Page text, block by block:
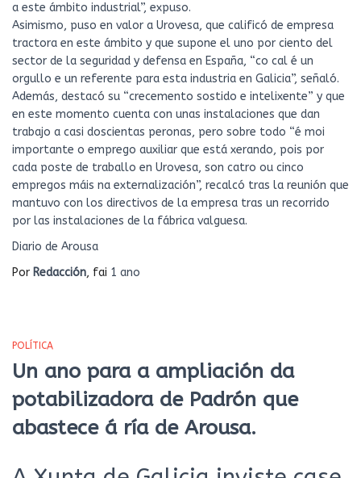
a este ámbito industrial”, expuso.
Asimismo, puso en valor a Urovesa, que calificó de empresa
tractora en este ámbito y que supone el uno por ciento del
sector de la seguridad y defensa en España, “co cal é un
orgullo e un referente para esta industria en Galicia”, señaló.
Además, destacó su “crecemento sostido e intelixente” y que
en este momento cuenta con unas instalaciones que dan
trabajo a casi doscientas peronas, pero sobre todo “é moi
importante o emprego auxiliar que está xerando, pois por
cada poste de traballo en Urovesa, son catro ou cinco
empregos máis na externalización”, recalcó tras la reunión que
mantuvo con los directivos de la empresa tras un recorrido
por las instalaciones de la fábrica valguesa.
Diario de Arousa
Por Redacción, fai 1 ano
POLÍTICA
Un ano para a ampliación da
potabilizadora de Padrón que
abastece á ría de Arousa.